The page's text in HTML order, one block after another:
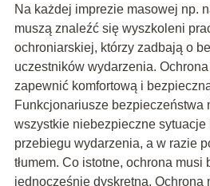
Na każdej imprezie masowej np.
muszą znaleźć się wyszkoleni
ochroniarskiej, którzy zadbają o
uczestników wydarzenia.
zapewnić komfortową i
Funkcjonariusze bezpieczeństwa
wszystkie niebezpieczne sytuacje
przebiegu wydarzenia, a w razie
tłumem. Co istotne, ochrona musi
jednocześnie dyskretna. Ochrona